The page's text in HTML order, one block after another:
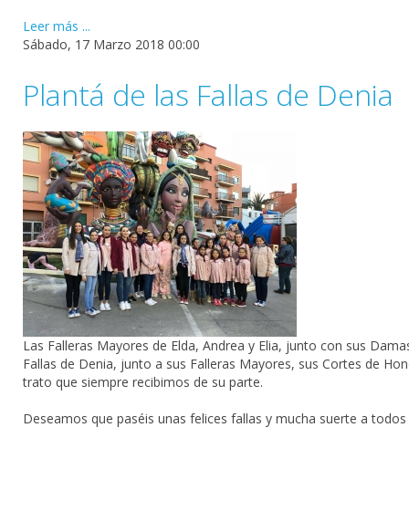
Leer más ...
Sábado, 17 Marzo 2018 00:00
Plantá de las Fallas de Denia
Las Falleras Mayores de Elda, Andrea y Elia, junto con sus
Fallas de Denia, junto a sus Falleras Mayores, sus Cortes de
trato que siempre recibimos de su parte.
Deseamos que paséis unas felices fallas y mucha suerte a